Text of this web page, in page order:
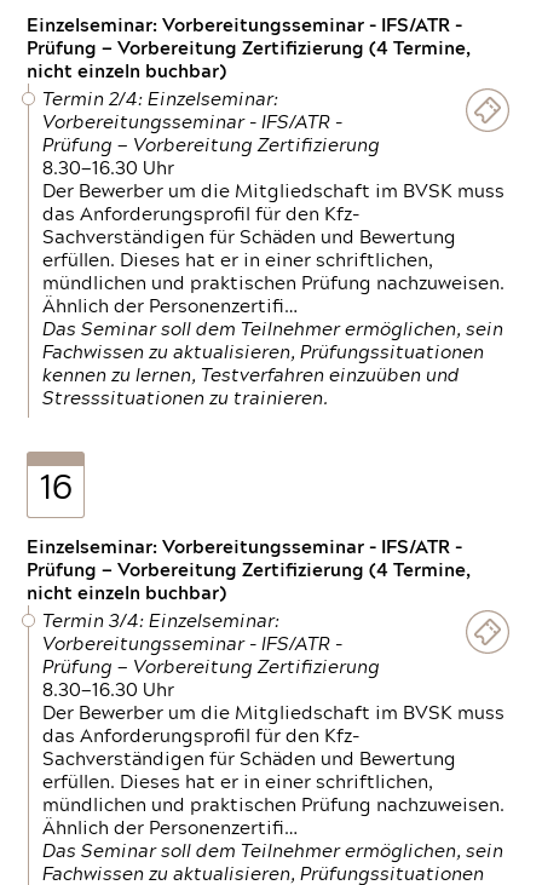
Einzelseminar: Vorbereitungsseminar - IFS/ATR -
Prüfung — Vorbereitung Zertifizierung (4 Termine,
nicht einzeln buchbar)
Termin 2/4: Einzelseminar:
Vorbereitungsseminar - IFS/ATR -
Prüfung — Vorbereitung Zertifizierung
8.30—16.30 Uhr
Der Bewerber um die Mitgliedschaft im BVSK muss
das Anforderungsprofil für den Kfz-
Sachverständigen für Schäden und Bewertung
erfüllen. Dieses hat er in einer schriftlichen,
mündlichen und praktischen Prüfung nachzuweisen.
Ähnlich der Personenzertifi…
Das Seminar soll dem Teilnehmer ermöglichen, sein
Fachwissen zu aktualisieren, Prüfungssituationen
kennen zu lernen, Testverfahren einzuüben und
Stresssituationen zu trainieren.
16
Einzelseminar: Vorbereitungsseminar - IFS/ATR -
Prüfung — Vorbereitung Zertifizierung (4 Termine,
nicht einzeln buchbar)
Termin 3/4: Einzelseminar:
Vorbereitungsseminar - IFS/ATR -
Prüfung — Vorbereitung Zertifizierung
8.30—16.30 Uhr
Der Bewerber um die Mitgliedschaft im BVSK muss
das Anforderungsprofil für den Kfz-
Sachverständigen für Schäden und Bewertung
erfüllen. Dieses hat er in einer schriftlichen,
mündlichen und praktischen Prüfung nachzuweisen.
Ähnlich der Personenzertifi…
Das Seminar soll dem Teilnehmer ermöglichen, sein
Fachwissen zu aktualisieren, Prüfungssituationen